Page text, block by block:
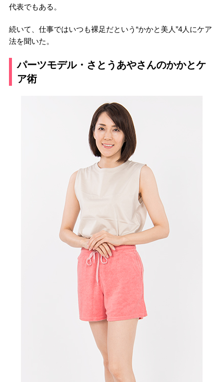
代表でもある。
続いて、仕事ではいつも裸足だという“かかと美人”4人にケア
法を聞いた。
パーツモデル・さとうあやさんのかかとケ
ア術